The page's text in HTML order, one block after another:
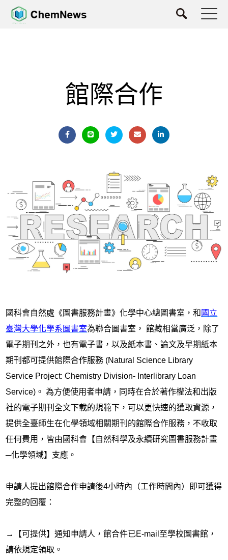
館際合作
國科會自然處《圖書服務計畫》化學中心總圖書室，和 國立
臺灣大學化學系圖書室為聯合圖書室， 館藏相當廣泛，除了
電子期刊之外，也有電子書，以及紙本書、論文及早期紙本
期刊都可提供館際合作服務 (Natural Science Library
Service Project: Chemistry Division- Interlibrary Loan
Service)。 為方便使用者申請，同時在合於著作權法和出版
社的電子期刊全文下載的規範下，可以更快速的獲取資源，
提供全臺師生在化學領域相關期刊的館際合作服務，不收取
任何費用，皆由國科會【自然科學及永續研究圖書服務計畫
─化學領域】支應。
申請人提出館際合作申請後4小時內（工作時間內）即可獲得
完整的回覆：
→【可提供】通知申請人，館合件已E-mail至學校圖書館，
請依規定領取。